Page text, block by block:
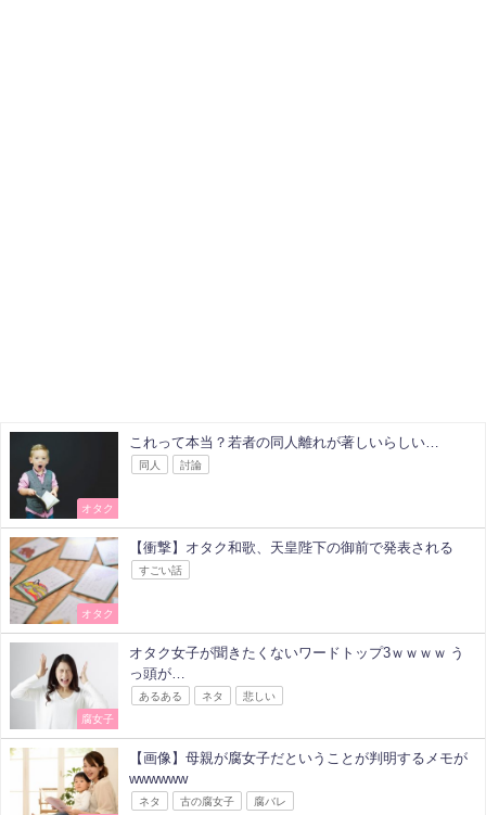
オタク
これって本当？若者の同人離れが著しいらしい…
同人 討論
オタク
【衝撃】オタク和歌、天皇陛下の御前で発表される
すごい話
腐女子
オタク女子が聞きたくないワードトップ3ｗｗｗｗ う
っ頭が…
あるある ネタ 悲しい
【画像】母親が腐女子だということが判明するメモが
wwwwww
ネタ 古の腐女子 腐バレ